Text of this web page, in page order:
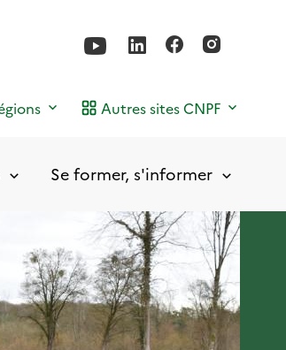
Autres sites CNPF
Se former, s'informer